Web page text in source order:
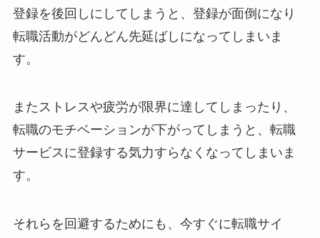
登録を後回しにしてしまうと、登録が面倒になり
転職活動がどんどん先延ばしになってしまいま
す。
またストレスや疲労が限界に達してしまったり、
転職のモチベーションが下がってしまうと、転職
サービスに登録する気力すらなくなってしまいま
す。
それらを回避するためにも、 今すぐに転職サイ